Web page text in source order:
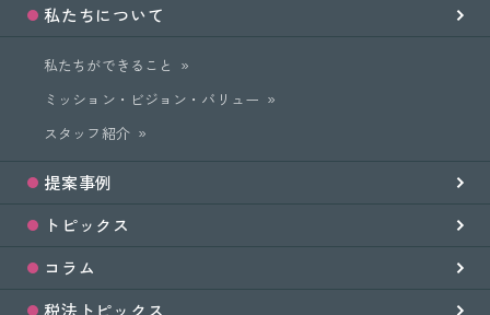
私たちについて
私たちができること
ミッション・ビジョン・バリュー
スタッフ紹介
提案事例
トピックス
コラム
税法トピックス